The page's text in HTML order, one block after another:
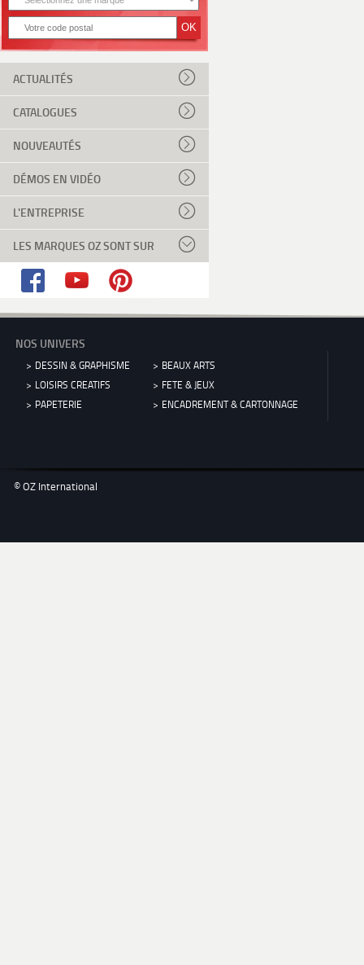
ACTUALITÉS
CATALOGUES
NOUVEAUTÉS
DÉMOS EN VIDÉO
L'ENTREPRISE
LES MARQUES OZ SONT SUR
NOS UNIVERS
DESSIN & GRAPHISME
BEAUX ARTS
LOISIRS CREATIFS
FETE & JEUX
PAPETERIE
ENCADREMENT & CARTONNAGE
© OZ International